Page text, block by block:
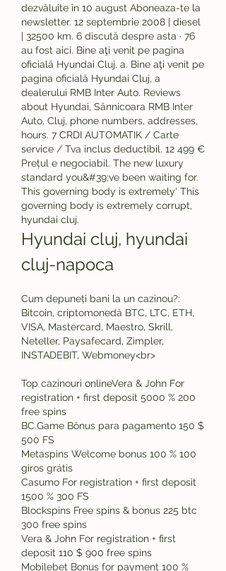
dezvăluite în 10 august Aboneaza-te la
newsletter. 12 septembrie 2008 | diesel
| 32500 km. 6 discută despre asta · 76
au fost aici. Bine aţi venit pe pagina
oficială Hyundai Cluj, a. Bine aţi venit pe
pagina oficială Hyundai Cluj, a
dealerului RMB Inter Auto. Reviews
about Hyundai, Sânnicoara RMB Inter
Auto, Cluj, phone numbers, addresses,
hours. 7 CRDI AUTOMATIK / Carte
service / Tva inclus deductibil. 12 499 €
Prețul e negociabil. The new luxury
standard you&#39;ve been waiting for.
This governing body is extremely' This
governing body is extremely corrupt,
hyundai cluj.
Hyundai cluj, hyundai
cluj-napoca
Cum depuneți bani la un cazinou?:
Bitcoin, criptomonedă BTC, LTC, ETH,
VISA, Mastercard, Maestro, Skrill,
Neteller, Paysafecard, Zimpler,
INSTADEBIT, Webmoney<br>
Top cazinouri onlineVera & John For
registration + first deposit 5000 % 200
free spins
BC.Game Bônus para pagamento 150 $
500 FS
Metaspins Welcome bonus 100 % 100
giros grátis
Casumo For registration + first deposit
1500 % 300 FS
Blockspins Free spins & bonus 225 btc
300 free spins
Vera & John For registration + first
deposit 110 $ 900 free spins
Mobilebet Bonus for payment 100 %